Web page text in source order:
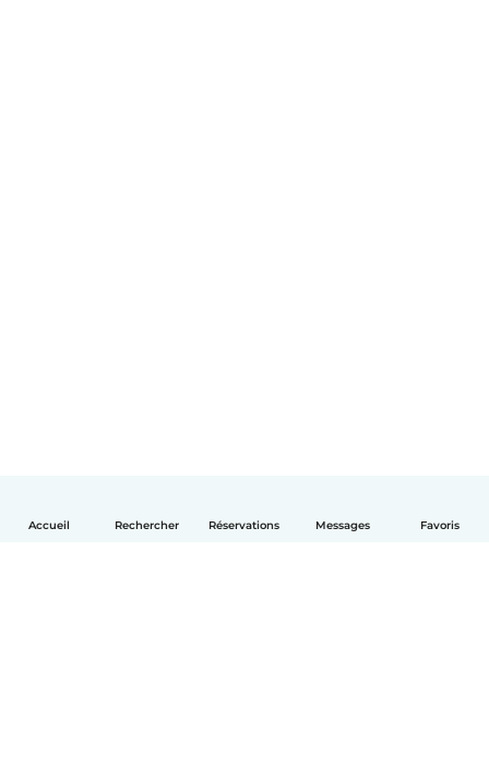
Accueil Rechercher Réservations Messages Favoris